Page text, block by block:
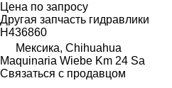
Цена по запросу
Другая запчасть гидравлики
H436860
Мексика, Chihuahua
Maquinaria Wiebe Km 24 Sa
Связаться с продавцом